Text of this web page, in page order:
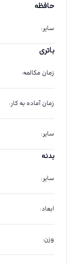
حافظه
سایر:
باتری
زمان مکالمه:
زمان آماده به کار:
سایر:
بدنه
سایر:
ابعاد:
وزن: